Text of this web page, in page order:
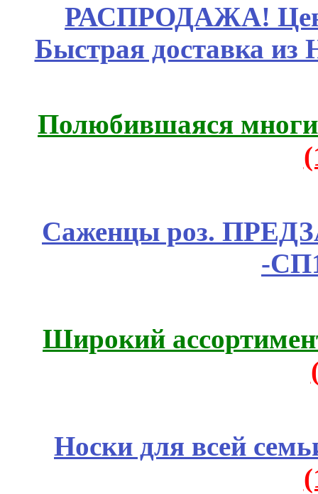
РАСПРОДАЖА!
Быстрая доставка из
Полюбившаяся
Саженцы роз.
-
Широкий
Носки для всей